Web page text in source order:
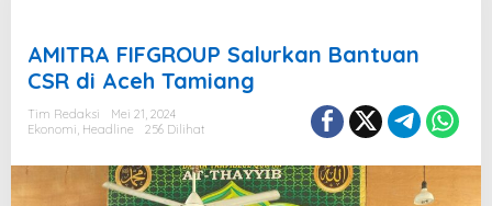
AMITRA FIFGROUP Salurkan Bantuan
CSR di Aceh Tamiang
Tim Redaksi
Mei 21, 2024
Ekonomi, Headline 256 Dilihat